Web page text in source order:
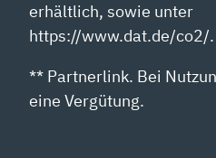
erhältlich, sowie unter
https://www.dat.de/co2/.
** Partnerlink. Bei
eine Vergütung.